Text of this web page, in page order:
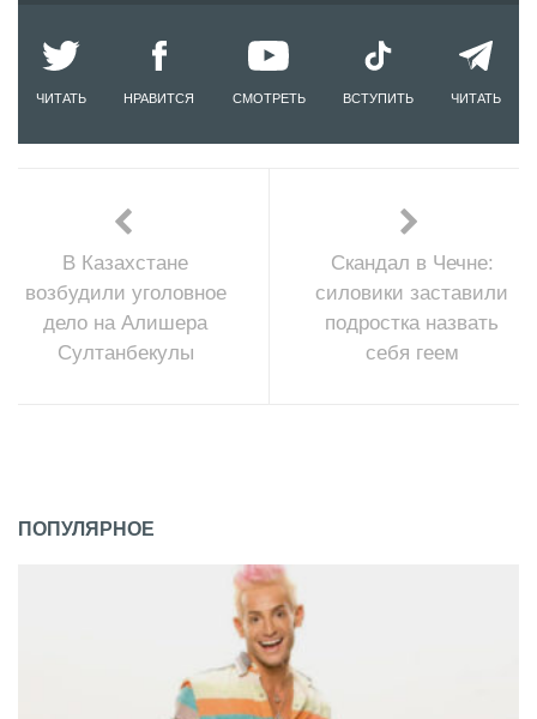
ЧИТАТЬ НРАВИТСЯ СМОТРЕТЬ ВСТУПИТЬ ЧИТАТЬ
В Казахстане
возбудили уголовное
дело на Алишера
Султанбекулы
Скандал в Чечне:
силовики заставили
подростка назвать
себя геем
ПОПУЛЯРНОЕ